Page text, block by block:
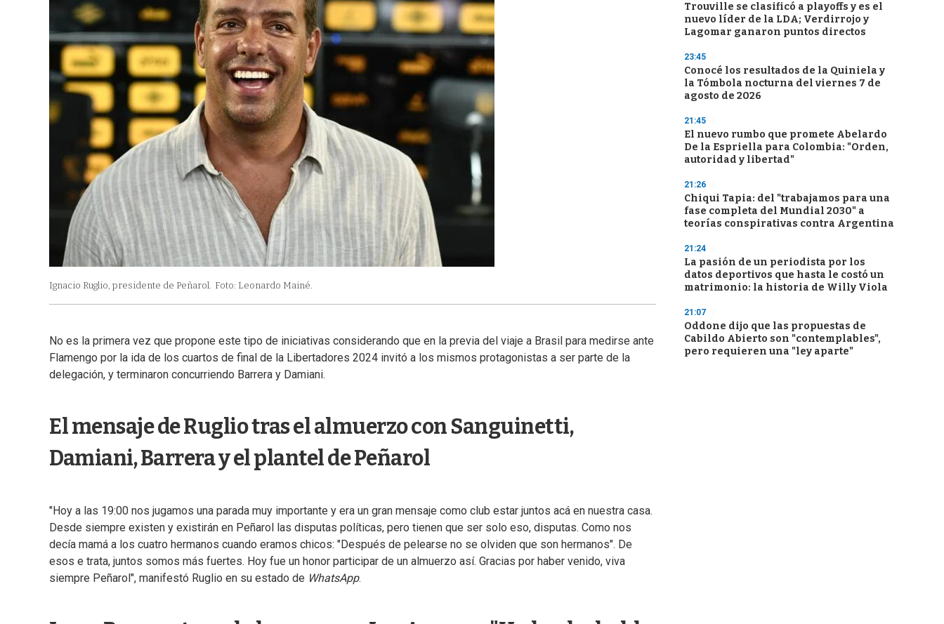
Ignacio Ruglio, presidente de Peñarol. Foto: Leonardo Mainé.
No es la primera vez que propone este tipo de iniciativas considerando que en la previa del viaje a Brasil para medirse ante
Flamengo por la ida de los cuartos de final de la Libertadores 2024 invitó a los mismos protagonistas a ser parte de la
delegación, y terminaron concurriendo Barrera y Damiani.
El mensaje de Ruglio tras el almuerzo con Sanguinetti,
Damiani, Barrera y el plantel de Peñarol
"Hoy a las 19:00 nos jugamos una parada muy importante y era un gran mensaje como club estar juntos acá en nuestra casa.
Desde siempre existen y existirán en Peñarol las disputas políticas, pero tienen que ser solo eso, disputas. Como nos
decía mamá a los cuatro hermanos cuando eramos chicos: "Después de pelearse no se olviden que son hermanos". De
esos e trata, juntos somos más fuertes. Hoy fue un honor participar de un almuerzo así. Gracias por haber venido, viva
siempre Peñarol", manifestó Ruglio en su estado de WhatsApp.
Trouville se clasificó a playoffs y es el
nuevo líder de la LDA; Verdirrojo y
Lagomar ganaron puntos directos
23:45
Conocé los resultados de la Quiniela y
la Tómbola nocturna del viernes 7 de
agosto de 2026
21:45
El nuevo rumbo que promete Abelardo
De la Espriella para Colombia: "Orden,
autoridad y libertad"
21:26
Chiqui Tapia: del "trabajamos para una
fase completa del Mundial 2030" a
teorías conspirativas contra Argentina
21:24
La pasión de un periodista por los
datos deportivos que hasta le costó un
matrimonio: la historia de Willy Viola
21:07
Oddone dijo que las propuestas de
Cabildo Abierto son "contemplables",
pero requieren una "ley aparte"